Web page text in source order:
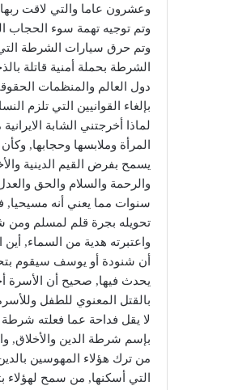
وعشرون عاما والتي لاقت
وتم توجيه تهمة سوء الحجاب
وتم حرق سيارات الشرطة
الشرطة بحملة أمنية قاتلة
دول العالم والمنظمات
بإلغاء القوانيين التي تلزم
لماذا أخرجتني الشابة
المرأة وملابسها وحجابها,
يسمح بفرض القيم الدينية
والرحمة والسلام والحق
سنوات مما يعني أنه مسيحيا,
تحويله بجرة قلم لمسلم ومن
واعتبرته هدية من السماء, أين
أن شنودة أو يوسف سيقوم
يحدث فيها, صحيح أن الأسرة
بالقتل المعنوي للطفل
لا يقل فداحة عما فعلته شرطة
بإسم شرطة الدين والأخلاق,
من ترك هؤلاء المهوسين
التي أسكنها, من سمح لهؤلاء